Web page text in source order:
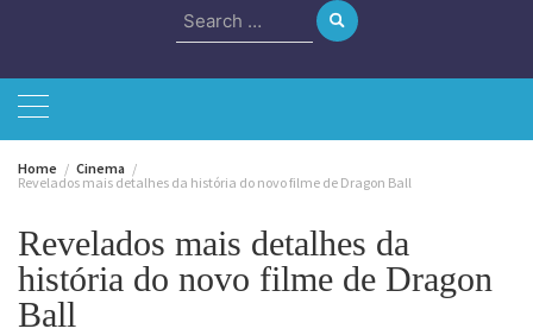
Search
for:
Home
Cinema
Revelados mais detalhes da história do novo filme de Dragon Ball
Revelados mais detalhes da
história do novo filme de Dragon
Ball